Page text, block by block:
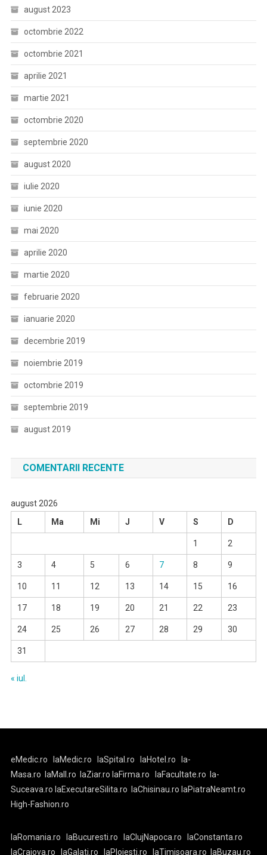
august 2023
octombrie 2022
octombrie 2021
aprilie 2021
martie 2021
octombrie 2020
septembrie 2020
august 2020
iulie 2020
iunie 2020
mai 2020
aprilie 2020
martie 2020
februarie 2020
ianuarie 2020
decembrie 2019
noiembrie 2019
octombrie 2019
septembrie 2019
august 2019
COMENTARII RECENTE
august 2026
L
Ma Mi J V S D
1 2
3 4 5 6 7 8 9
10 11 12 13 14 15 16
17 18 19 20 21 22 23
24 25 26 27 28 29 30
31
« iul.
eMedic.ro laMedic.ro laSpital.ro laHotel.ro
la-
Masa.ro
laMall.ro laZiar.ro laFirma.ro laFacultate.ro
la-
Suceava.ro laExecutareSilita.ro laChisinau.ro laPiatraNeamt.ro
High-Fashion.ro
laRomania.ro laBucuresti.ro laClujNapoca.ro
laConstanta.ro
laCraiova.ro
laGalati.ro laPloiesti.ro laTimisoara.ro laBuzau.ro